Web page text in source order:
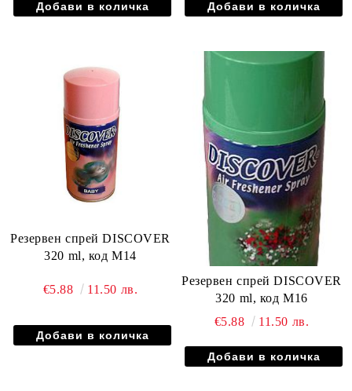
Резервен спрей DISCOVER
320 ml, код М14
€5.88 11.50 лв.
Резервен спрей DISCOVER
320 ml, код М16
€5.88
11.50 лв.